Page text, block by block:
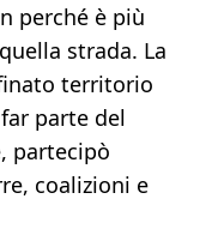
perché è più
strada. La
territorio
parte del
partecipò
coalizioni e